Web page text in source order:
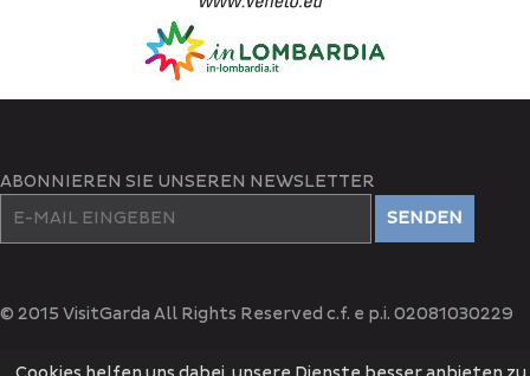
ABONNIEREN SIE UNSEREN NEWSLETTER
SENDEN
© 2015 VisitGarda All Rights Reserved c.f. e p.i. 02081030229